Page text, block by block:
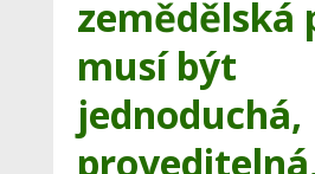
zemědělská
musí být
jednoduchá,